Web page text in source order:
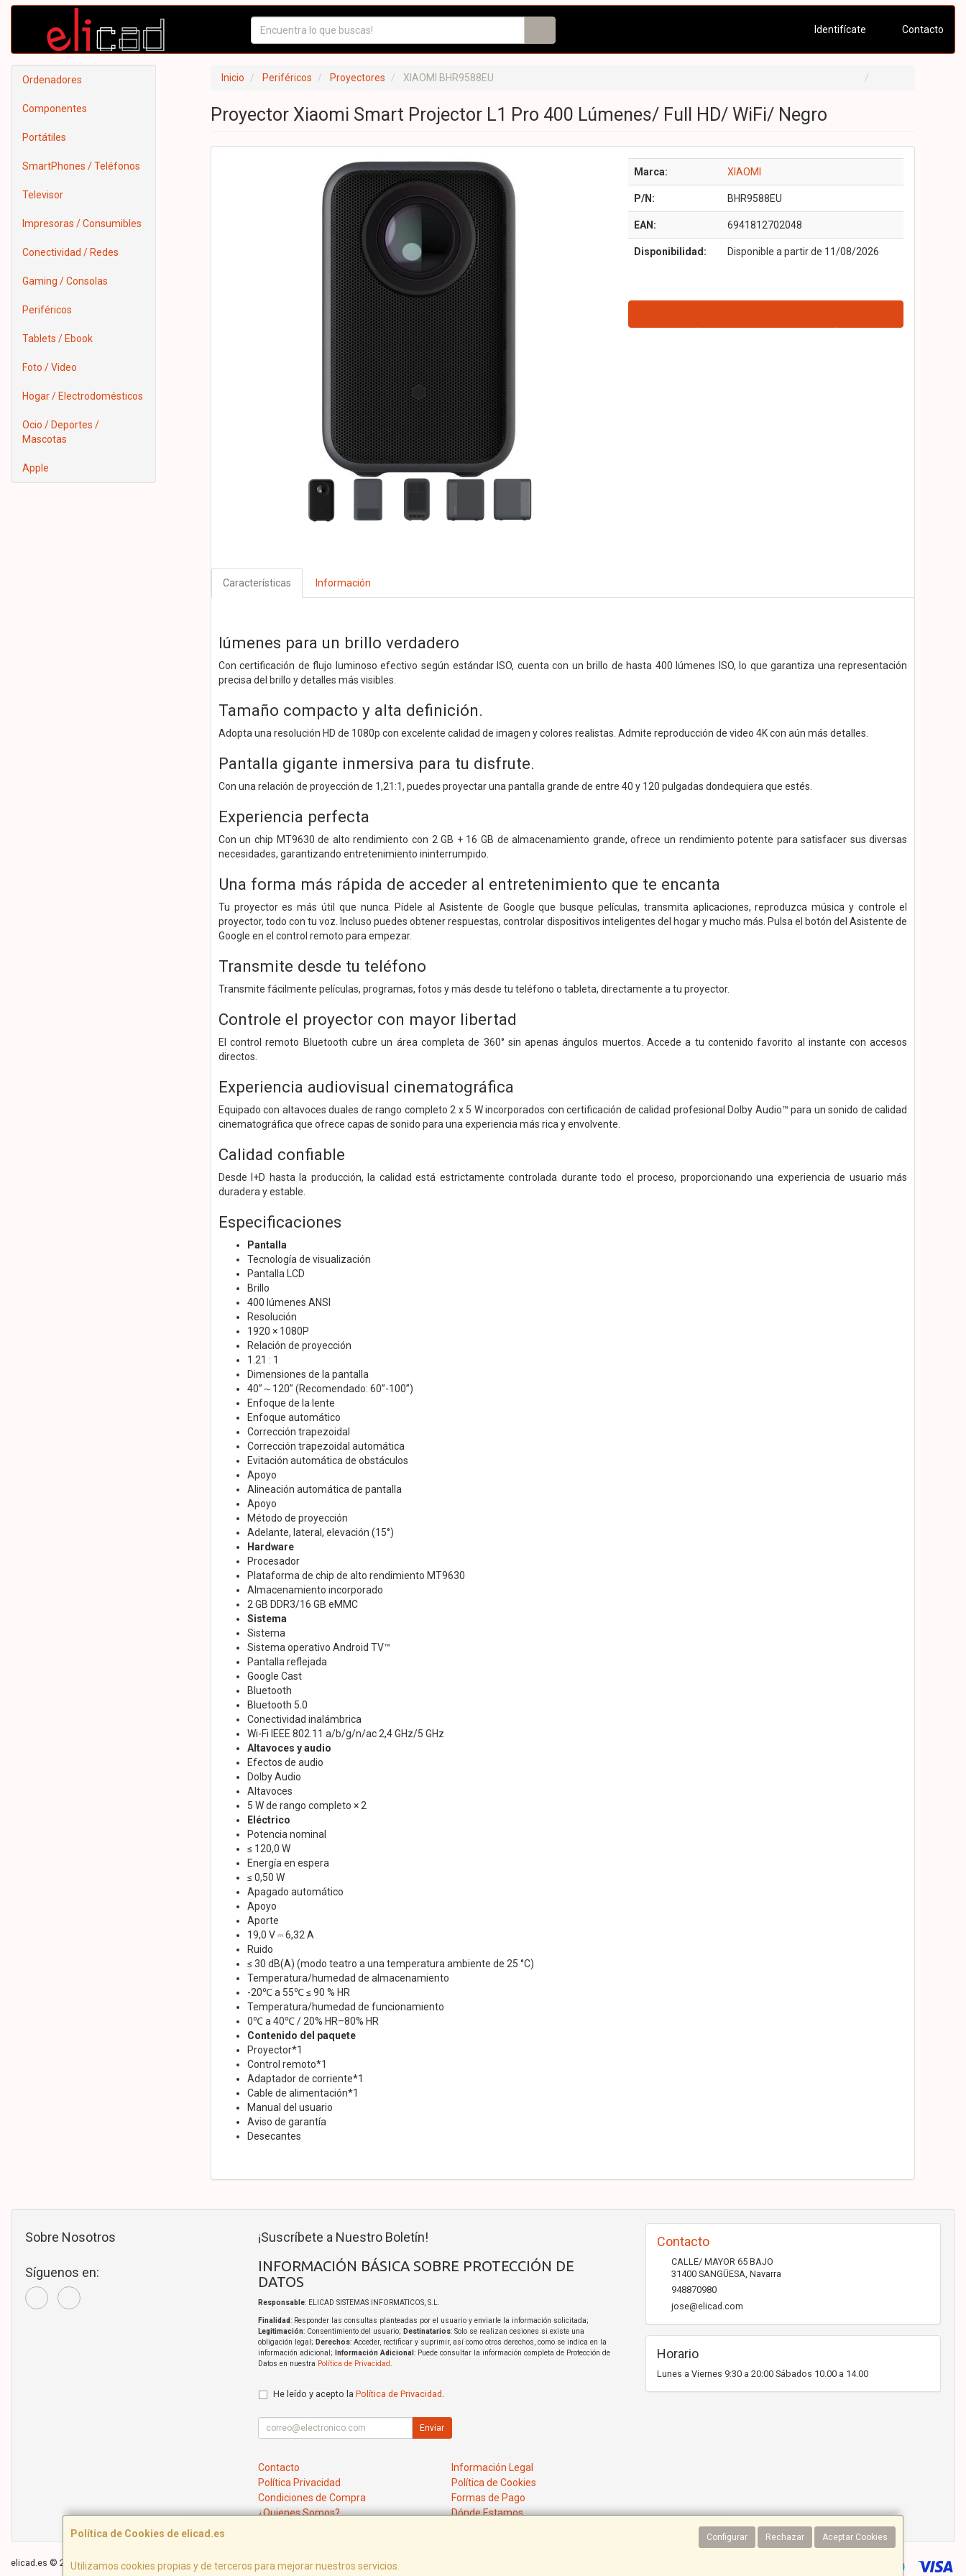
Identifícate Contacto
Ordenadores
Componentes
Portátiles
SmartPhones / Teléfonos
Televisor
Impresoras / Consumibles
Conectividad / Redes
Gaming / Consolas
Periféricos
Tablets / Ebook
Foto / Video
Hogar / Electrodomésticos
Ocio / Deportes /
Mascotas
Apple
Inicio Periféricos Proyectores XIAOMI BHR9588EU
Proyector Xiaomi Smart Projector L1 Pro 400 Lúmenes/ Full HD/ WiFi/ Negro
Marca: XIAOMI
P/N: BHR9588EU
EAN: 6941812702048
Disponibilidad: Disponible a partir de 11/08/2026
Características Información
lúmenes para un brillo verdadero
Con certificación de flujo luminoso efectivo según estándar ISO, cuenta con un brillo de hasta 400 lúmenes ISO, lo que garantiza una representación
precisa del brillo y detalles más visibles.
Tamaño compacto y alta definición.
Adopta una resolución HD de 1080p con excelente calidad de imagen y colores realistas. Admite reproducción de video 4K con aún más detalles.
Pantalla gigante inmersiva para tu disfrute.
Con una relación de proyección de 1,21:1, puedes proyectar una pantalla grande de entre 40 y 120 pulgadas dondequiera que estés.
Experiencia perfecta
Con un chip MT9630 de alto rendimiento con 2 GB + 16 GB de almacenamiento grande, ofrece un rendimiento potente para satisfacer sus diversas
necesidades, garantizando entretenimiento ininterrumpido.
Una forma más rápida de acceder al entretenimiento que te encanta
Tu proyector es más útil que nunca. Pídele al Asistente de Google que busque películas, transmita aplicaciones, reproduzca música y controle el
proyector, todo con tu voz. Incluso puedes obtener respuestas, controlar dispositivos inteligentes del hogar y mucho más. Pulsa el botón del Asistente de
Google en el control remoto para empezar.
Transmite desde tu teléfono
Transmite fácilmente películas, programas, fotos y más desde tu teléfono o tableta, directamente a tu proyector.
Controle el proyector con mayor libertad
El control remoto Bluetooth cubre un área completa de 360° sin apenas ángulos muertos. Accede a tu contenido favorito al instante con accesos
directos.
Experiencia audiovisual cinematográfica
Equipado con altavoces duales de rango completo 2 x 5 W incorporados con certificación de calidad profesional Dolby Audio™ para un sonido de calidad
cinematográfica que ofrece capas de sonido para una experiencia más rica y envolvente.
Calidad confiable
Desde I+D hasta la producción, la calidad está estrictamente controlada durante todo el proceso, proporcionando una experiencia de usuario más
duradera y estable.
Especificaciones
Pantalla
Tecnología de visualización
Pantalla LCD
Brillo
400 lúmenes ANSI
Resolución
1920 × 1080P
Relación de proyección
1.21 : 1
Dimensiones de la pantalla
40”～120” (Recomendado: 60”-100”)
Enfoque de la lente
Enfoque automático
Corrección trapezoidal
Corrección trapezoidal automática
Evitación automática de obstáculos
Apoyo
Alineación automática de pantalla
Apoyo
Método de proyección
Adelante, lateral, elevación (15°)
Hardware
Procesador
Plataforma de chip de alto rendimiento MT9630
Almacenamiento incorporado
2 GB DDR3/16 GB eMMC
Sistema
Sistema
Sistema operativo Android TV™
Pantalla reflejada
Google Cast
Bluetooth
Bluetooth 5.0
Conectividad inalámbrica
Wi-Fi IEEE 802.11 a/b/g/n/ac 2,4 GHz/5 GHz
Altavoces y audio
Efectos de audio
Dolby Audio
Altavoces
5 W de rango completo × 2
Eléctrico
Potencia nominal
≤ 120,0 W
Energía en espera
≤ 0,50 W
Apagado automático
Apoyo
Aporte
19,0 V ⎓ 6,32 A
Ruido
≤ 30 dB(A) (modo teatro a una temperatura ambiente de 25 °C)
Temperatura/humedad de almacenamiento
-20℃ a 55℃ ≤ 90 % HR
Temperatura/humedad de funcionamiento
0℃ a 40℃ / 20% HR–80% HR
Contenido del paquete
Proyector*1
Control remoto*1
Adaptador de corriente*1
Cable de alimentación*1
Manual del usuario
Aviso de garantía
Desecantes
Política de Cookies de elicad.es Configurar Rechazar Aceptar Cookies
Utilizamos cookies propias y de terceros para mejorar nuestros servicios.
Sobre Nosotros
Síguenos en:
¡Suscríbete a Nuestro Boletín!
INFORMACIÓN BÁSICA SOBRE PROTECCIÓN DE
DATOS
Responsable: ELICAD SISTEMAS INFORMATICOS, S.L.
Finalidad: Responder las consultas planteadas por el usuario y enviarle la información solicitada;
Legitimación: Consentimiento del usuario; Destinatarios: Solo se realizan cesiones si existe una
obligación legal; Derechos: Acceder, rectificar y suprimir, así como otros derechos, como se indica en la
información adicional;
Información Adicional : Puede consultar la información completa de Protección de
Datos en nuestra Política de Privacidad.
He leído y acepto la Política de Privacidad .
Enviar
Contacto
Información Legal
Política Privacidad
Política de Cookies
Condiciones de Compra
Formas de Pago
¿Quienes Somos?
Dónde Estamos
Contacto
CALLE/ MAYOR 65 BAJO
31400 SANGÜESA, Navarra
948870980
jose@elicad.com
Horario
Lunes a Viernes 9:30 a 20:00 Sábados 10.00 a 14.00
elicad.es © 2026